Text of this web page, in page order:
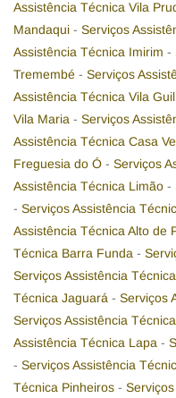
Assistência Técnica Vila
Mandaqui - Serviços
Assistência Técnica Imirim -
Tremembé - Serviços
Assistência Técnica Vila
Vila Maria - Serviços
Assistência Técnica Casa
Freguesia do Ó - Serviços
Assistência Técnica Limão -
- Serviços Assistência
Assistência Técnica Alto de
Técnica Barra Funda -
Serviços Assistência
Técnica Jaguará - Serviços
Serviços Assistência
Assistência Técnica Lapa -
- Serviços Assistência
Técnica Pinheiros -